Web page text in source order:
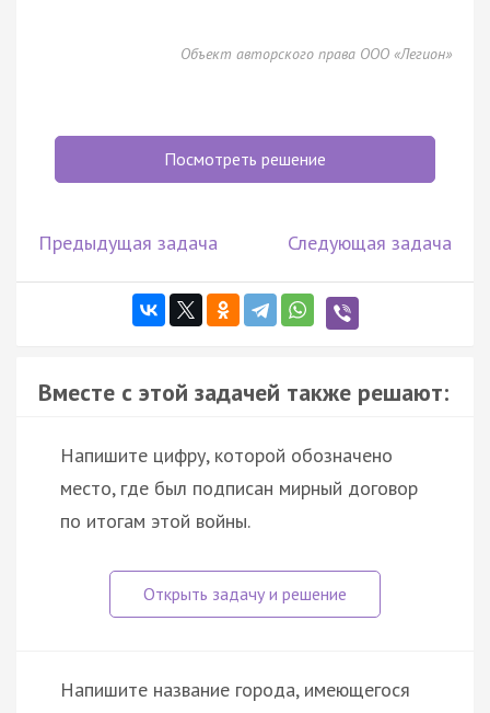
Объект авторского права ООО «Легион»
Посмотреть решение
Предыдущая задача Следующая задача
Вместе с этой задачей также решают:
Напишите цифру, которой обозначено
место, где был подписан мирный договор
по итогам этой войны.
Напишите название города, имеющегося